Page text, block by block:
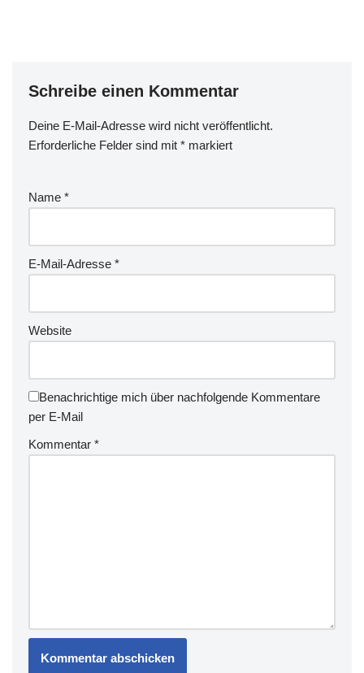
Schreibe einen Kommentar
Deine E-Mail-Adresse wird nicht veröffentlicht.
Erforderliche Felder sind mit * markiert
Name *
E-Mail-Adresse *
Website
Benachrichtige mich über nachfolgende Kommentare
per E-Mail
Kommentar *